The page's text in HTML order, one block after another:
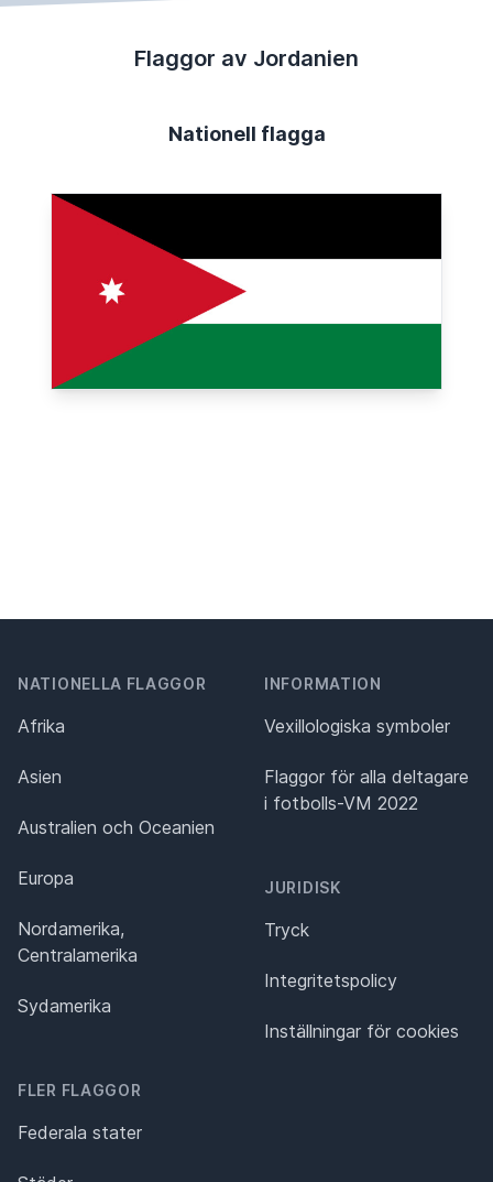
Flaggor av Jordanien
Nationell flagga
NATIONELLA FLAGGOR
Afrika
Asien
Australien och Oceanien
Europa
Nordamerika,
Centralamerika
Sydamerika
FLER FLAGGOR
Federala stater
INFORMATION
Vexillologiska symboler
Flaggor för alla deltagare
i fotbolls-VM 2022
JURIDISK
Tryck
Integritetspolicy
Inställningar för cookies